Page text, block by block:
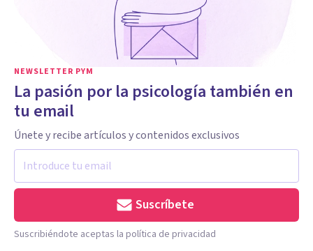
NEWSLETTER PYM
La pasión por la psicología también en
tu email
Únete y recibe artículos y contenidos exclusivos
Suscríbete
Suscribiéndote aceptas la política de privacidad